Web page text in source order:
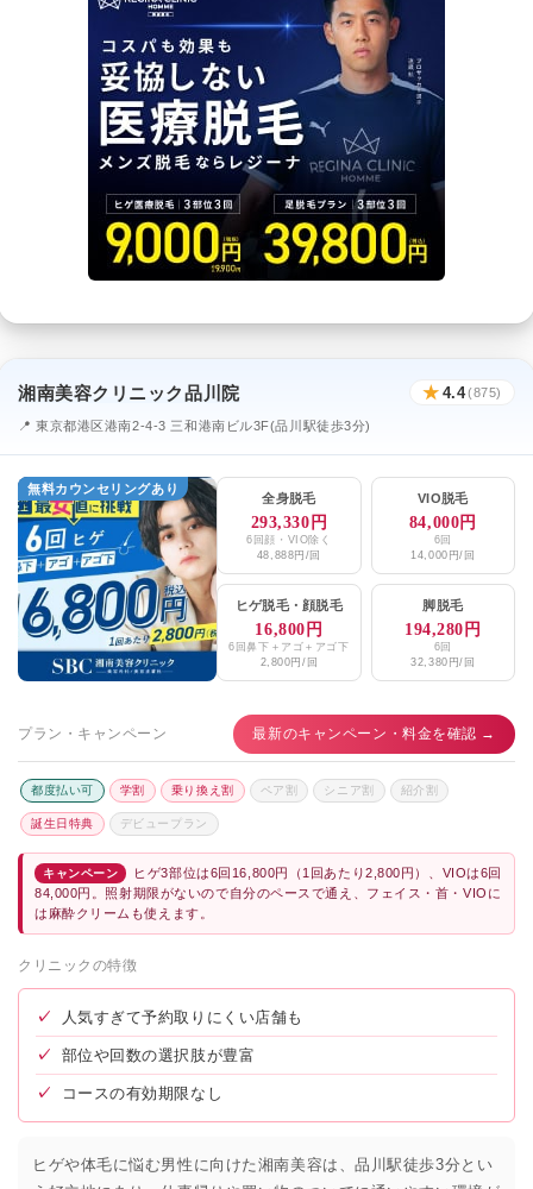
湘南美容クリニック品川院 ★ 4.4(875)
📍 東京都港区港南2-4-3 三和港南ビル3F(品川駅徒歩3分)
無料カウンセリングあり
全身脱毛
293,330円
6回顔・VIO除く
48,888円/回
VIO脱毛
84,000円
6回
14,000円/回
ヒゲ脱毛・ 顔脱毛
16,800円
6回鼻下＋アゴ＋アゴ下
2,800円/回
脚脱毛
194,280円
6回
32,380円/回
プラン・キャンペーン 最新のキャンペーン・料金を確認 →
都度払い可 学割 乗り換え割 ペア割 シニア割 紹介割
誕生日特典 デビュープラン
キャンペーン
ヒゲ3部位は6回16,800円（1回あたり2,800円）、VIOは6回
84,000円。照射期限がないので自分のペースで通え、フェイス・首・VIOに
は麻酔クリームも使えます。
クリニックの特徴
✓ 人気すぎて予約取りにくい店舗も
✓ 部位や回数の選択肢が豊富
✓ コースの有効期限なし
ヒゲや体毛に悩む男性に向けた湘南美容は、品川駅徒歩3分とい